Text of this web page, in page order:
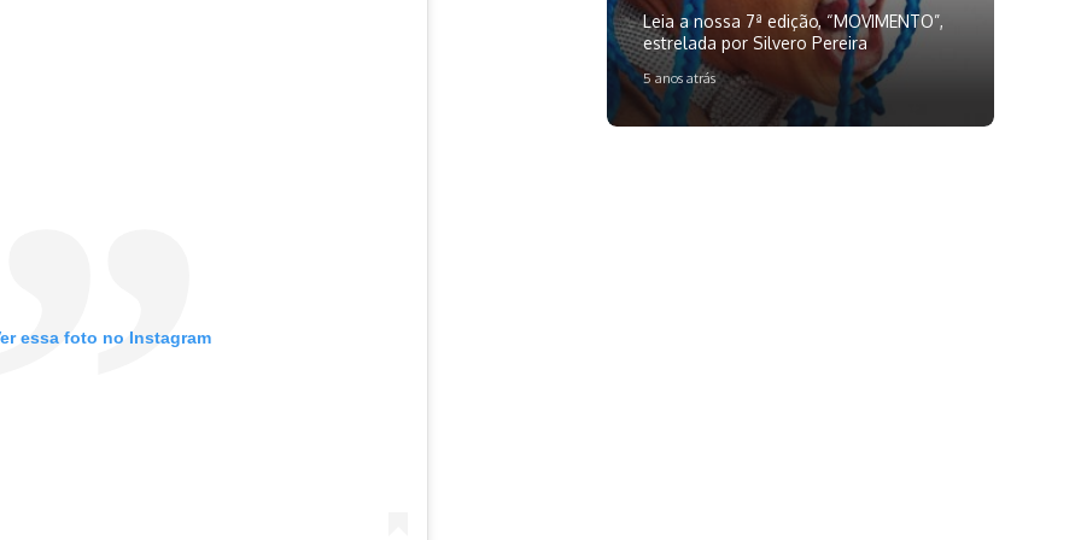
essa foto no Instagram
Leia a nossa 7ª edição, “MOVIMENTO”,
estrelada por Silvero Pereira
5 anos atrás